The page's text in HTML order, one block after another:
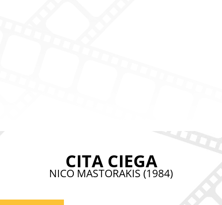
CITA CIEGA
NICO MASTORAKIS (1984)